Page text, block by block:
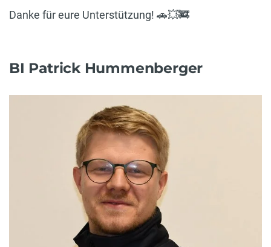
Danke für eure Unterstützung! 🚗💥🚒
BI Patrick Hummenberger